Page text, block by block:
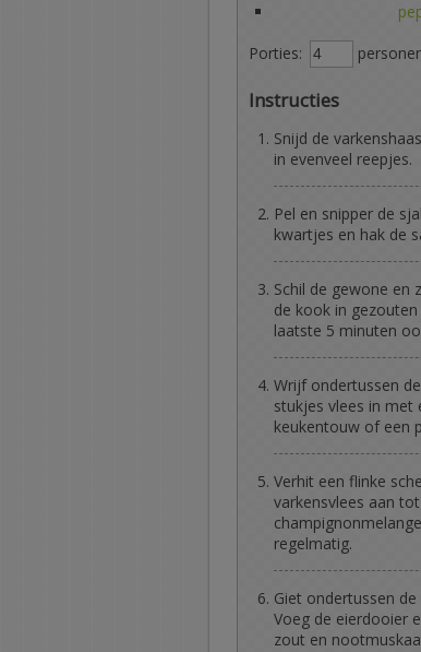
Porties:
Instructies
Snijd de
in evenveel reepjes.
Pel en snipper de
kwartjes en hak de
Schil de gewone en
de kook in
laatste 5 minuten
Wrijf ondertussen
stukjes vlees in met
keukentouw of een
Verhit een flinke
varkensvlees aan
regelmatig.
Giet ondertussen
Voeg de eierdooier
zout en